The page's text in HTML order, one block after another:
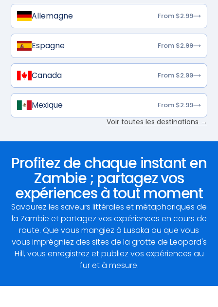
Allemagne From $2.99
Espagne From $2.99
Canada From $2.99
Mexique From $2.99
Voir toutes les destinations →
Profitez de chaque instant en
Zambie ; partagez vos
expériences à tout moment
Savourez les saveurs littérales et métaphoriques de
la Zambie et partagez vos expériences en cours de
route. Que vous mangiez à Lusaka ou que vous
vous imprégniez des sites de la grotte de Leopard's
Hill, vous enregistrez et publiez vos expériences au
fur et à mesure.